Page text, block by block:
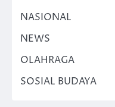
NASIONAL
NEWS
OLAHRAGA
SOSIAL BUDAYA